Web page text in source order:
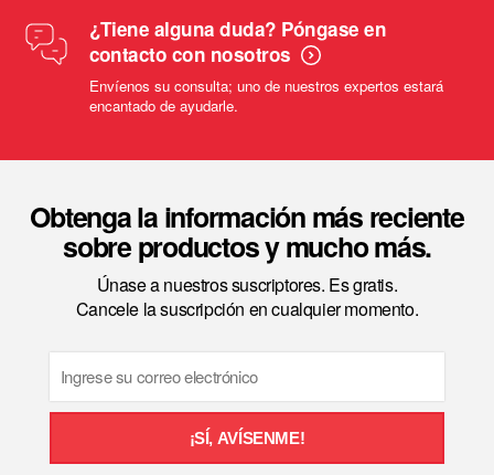
¿Tiene alguna duda? Póngase en
contacto con nosotros
Envíenos su consulta; uno de nuestros expertos estará
encantado de ayudarle.
Obtenga la información más reciente
sobre productos y mucho más.
Únase a nuestros suscriptores. Es gratis.
Cancele la suscripción en cualquier momento.
¡SÍ, AVÍSENME!